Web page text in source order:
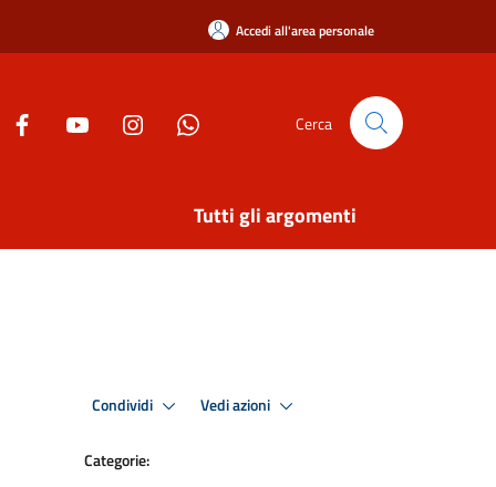
Accedi all'area personale
Cerca
Tutti gli argomenti
Condividi Vedi azioni
Categorie: